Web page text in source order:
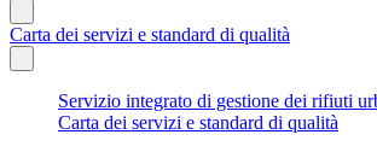
Carta dei servizi e standard di qualità
Servizio integrato di gestione dei rifiuti
Carta dei servizi e standard di qualità